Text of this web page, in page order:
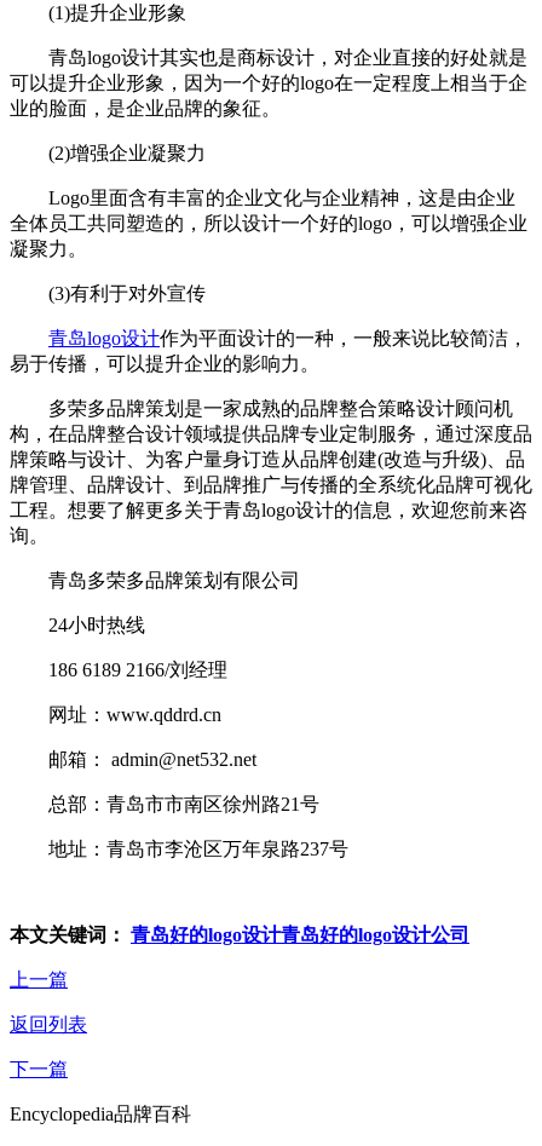
(1)提升企业形象
青岛logo设计其实也是商标设计，对企业直接的好处就是
可以提升企业形象，因为一个好的logo在一定程度上相当于企
业的脸面，是企业品牌的象征。
(2)增强企业凝聚力
Logo里面含有丰富的企业文化与企业精神，这是由企业
全体员工共同塑造的，所以设计一个好的logo，可以增强企业
凝聚力。
(3)有利于对外宣传
青岛logo设计作为平面设计的一种，一般来说比较简洁，
易于传播，可以提升企业的影响力。
多荣多品牌策划是一家成熟的品牌整合策略设计顾问机
构，在品牌整合设计领域提供品牌专业定制服务，通过深度品
牌策略与设计、为客户量身订造从品牌创建(改造与升级)、品
牌管理、品牌设计、到品牌推广与传播的全系统化品牌可视化
工程。想要了解更多关于青岛logo设计的信息，欢迎您前来咨
询。
青岛多荣多品牌策划有限公司
24小时热线
186 6189 2166/刘经理
网址：www.qddrd.cn
邮箱： admin@net532.net
总部：青岛市市南区徐州路21号
地址：青岛市李沧区万年泉路237号
本文关键词： 青岛好的logo设计青岛好的logo设计公司
上一篇
返回列表
下一篇
Encyclopedia品牌百科